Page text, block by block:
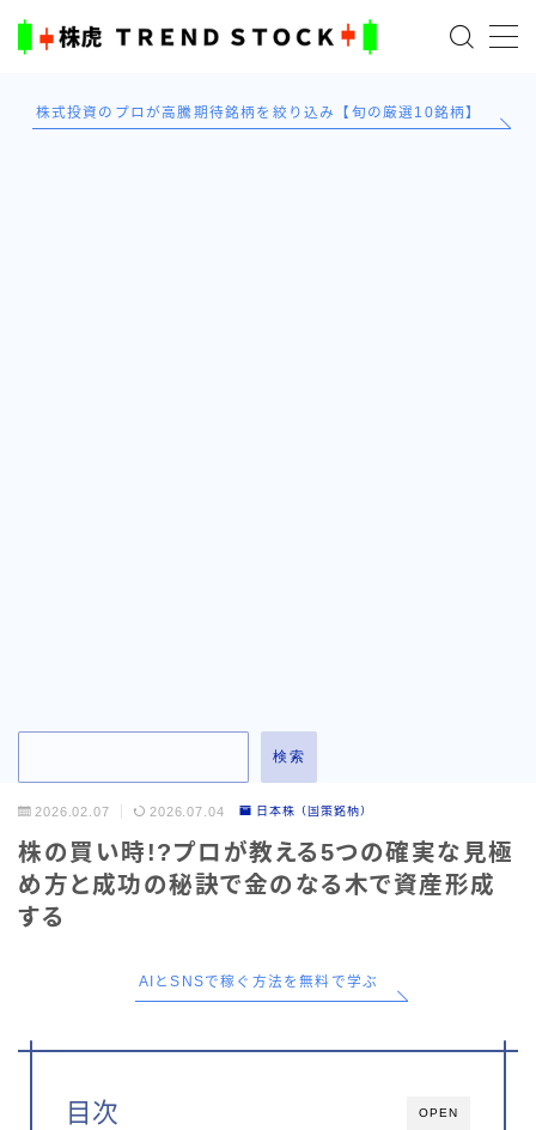
株式投資のプロが高騰期待銘柄を絞り込み【旬の厳選10銘柄】
検索
2026.02.07 2026.07.04 日本株（国策銘柄）
株の買い時!?プロが教える5つの確実な見極
め方と成功の秘訣で金のなる木で資産形成
する
AIとSNSで稼ぐ方法を無料で学ぶ
OPEN
目次